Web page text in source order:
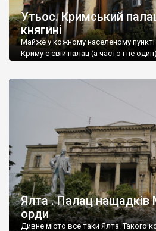
Утьос. Кримський
княгині
Майже у кожному населеному
Криму є свій палац (а часто і не
Ялта . Палац нащадків
орди
Дивне місто все таки Ялта. Такого